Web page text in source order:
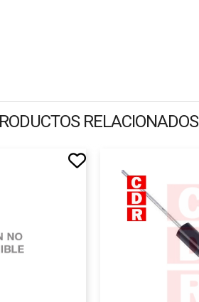
RELACIONADOS